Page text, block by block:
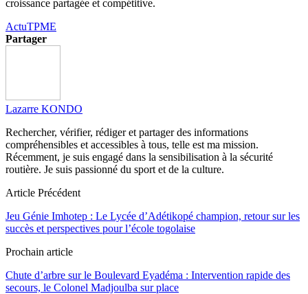
croissance partagée et compétitive.
ActuTPME
Partager
Lazarre KONDO
Rechercher, vérifier, rédiger et partager des informations
compréhensibles et accessibles à tous, telle est ma mission.
Récemment, je suis engagé dans la sensibilisation à la sécurité
routière. Je suis passionné du sport et de la culture.
Article Précédent
Jeu Génie Imhotep : Le Lycée d’Adétikopé champion, retour sur les
succès et perspectives pour l’école togolaise
Prochain article
Chute d’arbre sur le Boulevard Eyadéma : Intervention rapide des
secours, le Colonel Madjoulba sur place